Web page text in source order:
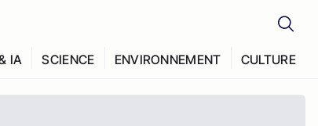
IA SCIENCE ENVIRONNEMENT CULTURE